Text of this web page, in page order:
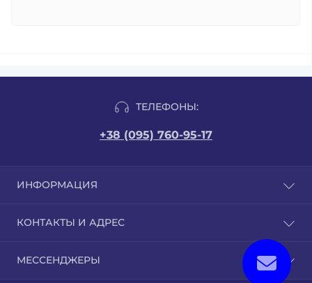
ТЕЛЕФОНЫ:
+38 (095) 760-95-17
ИНФОРМАЦИЯ
Публичная оферта
Условия соглашения
КОНТАКТЫ И АДРЕС
МЕССЕНДЖЕРЫ